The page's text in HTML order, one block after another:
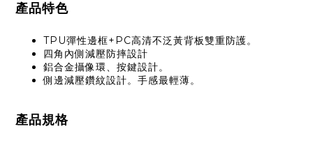
產品特色
TPU彈性邊框+PC高清不泛黃背板雙重防護。
四角內側減壓防摔設計
鋁合金攝像環、按鍵設計。
側邊減壓鑽紋設計。手感最輕薄。
產品規格